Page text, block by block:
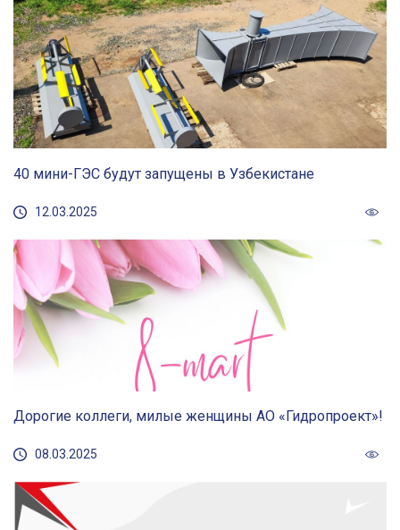
40 мини-ГЭС будут запущены в Узбекистане
12.03.2025
Дорогие коллеги, милые женщины АО «Гидропроект»!
08.03.2025